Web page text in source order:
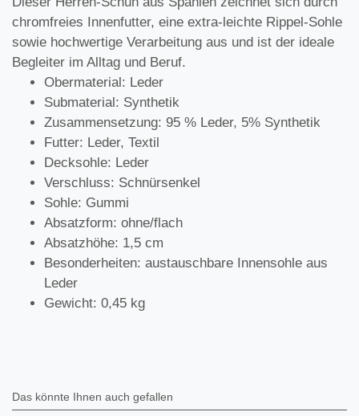
chromfreies Innenfutter, eine extra-leichte Rippel-Sohle
sowie hochwertige Verarbeitung aus und ist der ideale
Begleiter im Alltag und Beruf.
Obermaterial: Leder
Submaterial: Synthetik
Zusammensetzung: 95 % Leder, 5% Synthetik
Futter: Leder, Textil
Decksohle: Leder
Verschluss: Schnürsenkel
Sohle: Gummi
Absatzform: ohne/flach
Absatzhöhe: 1,5 cm
Besonderheiten: austauschbare Innensohle aus
Leder
Gewicht: 0,45 kg
Das könnte Ihnen auch gefallen